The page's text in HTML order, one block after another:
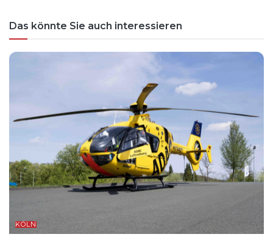
Das könnte Sie auch interessieren
KÖLN